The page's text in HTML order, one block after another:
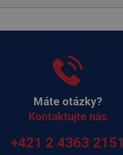
Máte otázky?
Kontaktujte nás
+421 2 4363 2151